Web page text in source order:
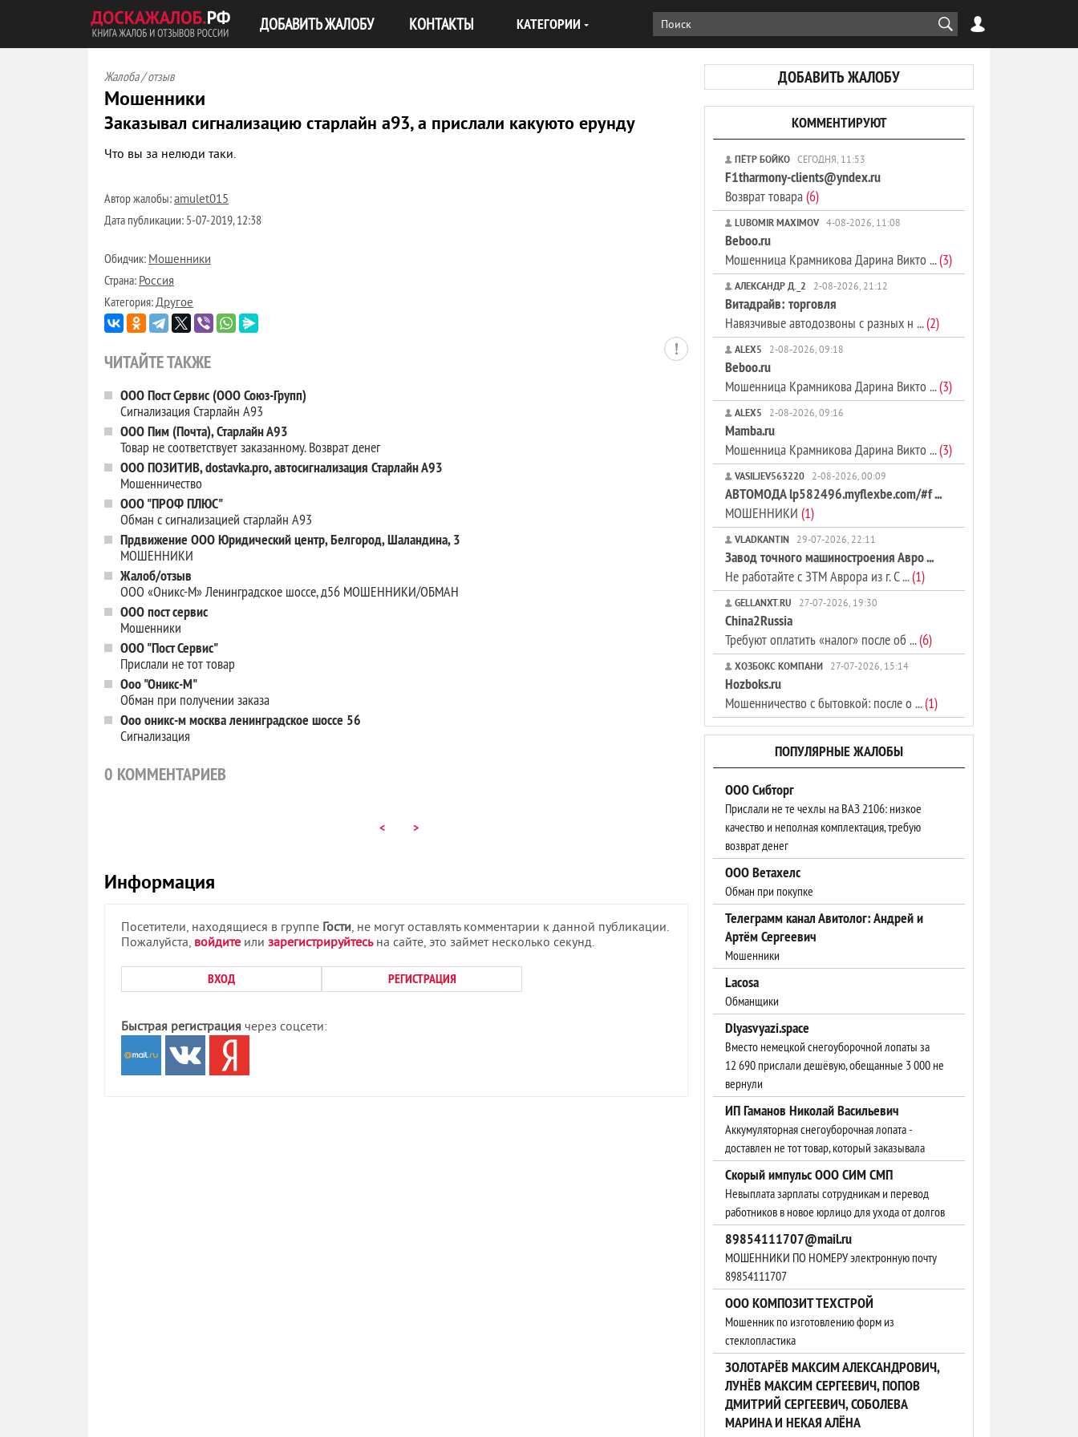
ДОБАВИТЬ ЖАЛОБУ КОНТАКТЫ КАТЕГОРИИ
ДОБАВИТЬ ЖАЛОБУ
Жалоба / отзыв
Мошенники
Заказывал сигнализацию старлайн а93, а прислали какуюто ерунду
Что вы за нелюди таки.
Автор жалобы:amulet015
Дата публикации: 5-07-2019, 12:38
Обидчик:Мошенники
Страна:Россия
Категория:Другое
ЧИТАЙТЕ ТАКЖЕ
ООО Пост Сервис (ООО Союз-Групп)
Сигнализация Старлайн А93
ООО Пим (Почта), Старлайн А93
Товар не соответствует заказанному. Возврат денег
ООО ПОЗИТИВ, dostavka.pro, автосигнализация Старлайн А93
Мошенничество
ООО "ПРОФ ПЛЮС"
Обман с сигнализацией старлайн А93
Прдвижение ООО Юридический центр, Белгород, Шаландина, 3
МОШЕННИКИ
Жалоб/отзыв
ООО «Оникс-М» Ленинградское шоссе, д56 МОШЕННИКИ/ОБМАН
ООО пост сервис
Мошенники
ООО "Пост Сервис"
Прислали не тот товар
Ooo "Oникс-М"
Обман при получении заказа
Ооо оникс-м москва ленинградское шоссе 56
Сигнализация
0 КОММЕНТАРИЕВ
< >
Информация
Посетители, находящиеся в группе Гости, не могут оставлять комментарии к данной публикации.
Пожалуйста, войдите или зарегистрируйтесьна сайте, это займет несколько секунд.
ВХОД РЕГИСТРАЦИЯ
Быстрая регистрация через соцсети:
КОММЕНТИРУЮТ
ПЁТР БОЙКО СЕГОДНЯ, 11:53
F1tharmony-clients@yndex.ru
Возврат товара(6)
LUBOMIR MAXIMOV 4-08-2026, 11:08
Beboo.ru
Мошенница Крамникова Дарина Викто ...(3)
АЛЕКСАНДР Д._2 2-08-2026, 21:12
Витадрайв: торговля
Навязчивые автодозвоны с разных н ...(2)
ALEX5 2-08-2026, 09:18
Beboo.ru
Мошенница Крамникова Дарина Викто ...(3)
ALEX5 2-08-2026, 09:16
Mamba.ru
Мошенница Крамникова Дарина Викто ...(3)
VASILJEV563220 2-08-2026, 00:09
АВТОМОДА lp582496.myflexbe.com/#f ...
МОШЕННИКИ (1)
VLADKANTIN 29-07-2026, 22:11
Завод точного машиностроения Авро ...
Не работайте с ЗТМ Аврора из г. С ...(1)
GELLANXT.RU 27-07-2026, 19:30
China2Russia
Требуют оплатить «налог» после об ...(6)
ХОЗБОКС КОМПАНИ 27-07-2026, 15:14
Hozboks.ru
Мошенничество с бытовкой: после о ...(1)
ПОПУЛЯРНЫЕ ЖАЛОБЫ
ООО Сибторг
Прислали не те чехлы на ВАЗ 2106: низкое
качество и неполная комплектация, требую
возврат денег
ООО Ветахелс
Обман при покупке
Телеграмм канал Авитолог: Андрей и
Артём Сергеевич
Мошенники
Lacosa
Обманщики
Dlyasvyazi.space
Вместо немецкой снегоуборочной лопаты за
12 690 прислали дешёвую, обещанные 3 000 не
вернули
ИП Гаманов Николай Васильевич
Аккумуляторная снегоуборочная лопата -
доставлен не тот товар, который заказывала
Скорый импульс ООО СИМ СМП
Невыплата зарплаты сотрудникам и перевод
работников в новое юрлицо для ухода от долгов
89854111707@mail.ru
МОШЕННИКИ ПО НОМЕРУ электронную почту
89854111707
ООО КОМПОЗИТ ТЕХСТРОЙ
Мошенник по изготовлению форм из
стеклопластика
ЗОЛОТАРЁВ МАКСИМ АЛЕКСАНДРОВИЧ,
ЛУНЁВ МАКСИМ СЕРГЕЕВИЧ, ПОПОВ
ДМИТРИЙ СЕРГЕЕВИЧ, СОБОЛЕВА
МАРИНА И НЕКАЯ АЛЁНА